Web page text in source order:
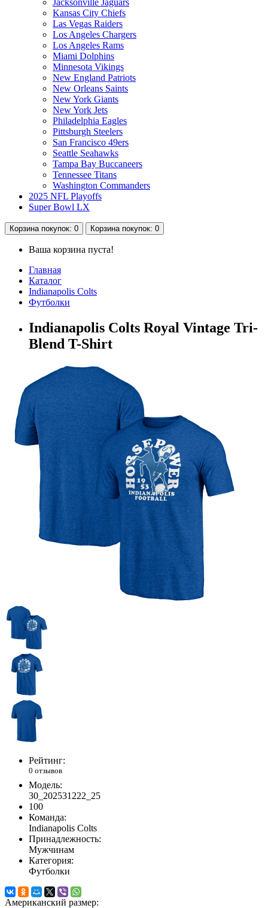
Kansas City Chiefs
Las Vegas Raiders
Los Angeles Chargers
Los Angeles Rams
Miami Dolphins
Minnesota Vikings
New England Patriots
New Orleans Saints
New York Giants
New York Jets
Philadelphia Eagles
Pittsburgh Steelers
San Francisco 49ers
Seattle Seahawks
Tampa Bay Buccaneers
Tennessee Titans
Washington Commanders
2025 NFL Playoffs
Super Bowl LX
Корзина покупок: 0 Корзина покупок: 0
Ваша корзина пуста!
Главная
Каталог
Indianapolis Colts
Футболки
Indianapolis Colts Royal Vintage Tri-
Blend T-Shirt
Рейтинг:
0 отзывов
Модель:
30_202531222_25
100
Команда:
Indianapolis Colts
Принадлежность:
Мужчинам
Категория:
Футболки
Американский размер: